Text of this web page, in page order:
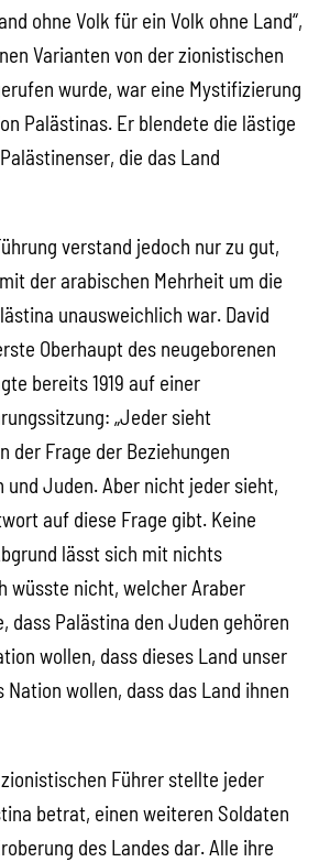
ohne Volk für ein Volk ohne Land“,
Varianten von der zionistischen
wurde, war eine Mystifizierung
Palästinas. Er blendete die lästige
die das Land
verstand jedoch nur zu gut,
der arabischen Mehrheit um die
unausweichlich war. David
Oberhaupt des neugeborenen
bereits 1919 auf einer
„Jeder sieht
der Frage der Beziehungen
und Juden. Aber nicht jeder sieht,
auf diese Frage gibt. Keine
lässt sich mit nichts
wüsste nicht, welcher Araber
dass Palästina den Juden gehören
wollen, dass dieses Land unser
Nation wollen, dass das Land ihnen
Führer stellte jeder
betrat, einen weiteren Soldaten
des Landes dar. Alle ihre